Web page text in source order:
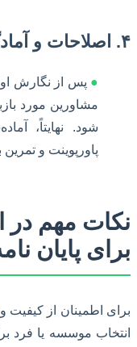
۴. اصلاحات و آمادگی برای دفاع
● پس از نگارش
مشاورین مورد
شود. نهایتاً،
پاورپوینت و
نکات مهم در
برای پایان
برای اطمینان از
انتخاب موسسه یا فرد